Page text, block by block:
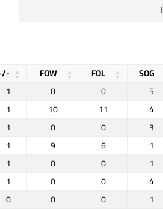
FOW FOL SOG
1 0 0 5
1 10 11 4
1 0 0 3
1 9 6 1
1 0 0 1
1 0 0 4
0 0 0 1